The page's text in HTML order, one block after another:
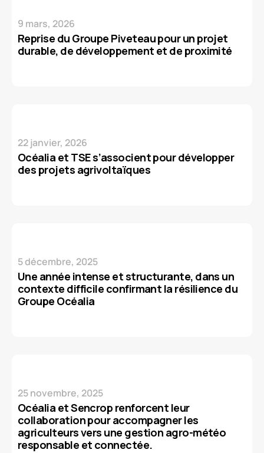
9 mars, 2026
Reprise du Groupe Piveteau pour un projet
durable, de développement et de proximité
22 janvier, 2026
Océalia et TSE s’associent pour développer
des projets agrivoltaïques
5 décembre, 2025
Une année intense et structurante, dans un
contexte difficile confirmant la résilience du
Groupe Océalia
25 novembre, 2025
Océalia et Sencrop renforcent leur
collaboration pour accompagner les
agriculteurs vers une gestion agro-météo
responsable et connectée.